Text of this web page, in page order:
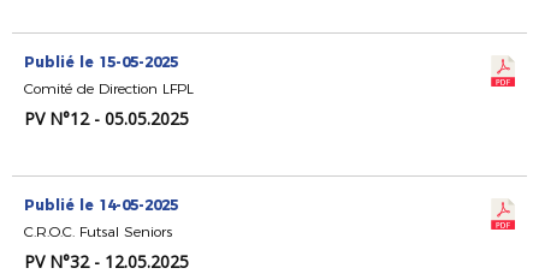
Publié le 15-05-2025
Comité de Direction LFPL
PV N°12 - 05.05.2025
Publié le 14-05-2025
C.R.O.C. Futsal Seniors
PV N°32 - 12.05.2025